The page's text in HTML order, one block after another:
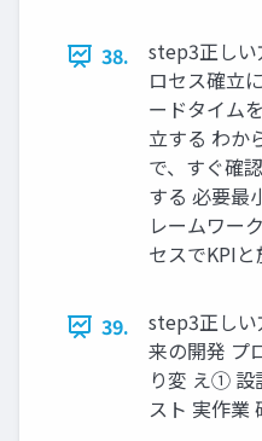
38.
step3正しい
ロセス確⽴
ードタイム
⽴する わか
で、すぐ確
する 必要最
レームワー
セスでKPI
39.
step3正しい
来の開発 プ
り変 え① 設
スト 実作業